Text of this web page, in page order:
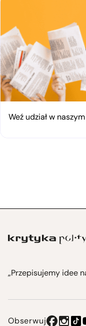
Weź udział w
„Przepisujemy idee
Obserwuj